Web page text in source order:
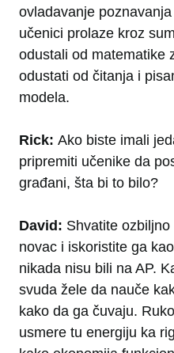
ovladavanje
učenici prolaze kroz
odustali od matematike
odustati od čitanja i
modela.
Rick: Ako biste imali
pripremiti učenike da
građani, šta bi to bilo?
David: Shvatite
novac i iskoristite ga
nikada nisu bili na AP.
svuda žele da nauče
kako da ga čuvaju.
usmere tu energiju ka